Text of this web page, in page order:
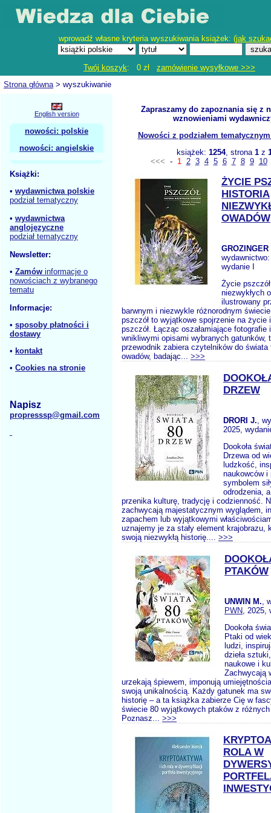
wprowadź własne kryteria wyszukiwania książek: (jak
Twój koszyk: 0 zł zamówienie wysyłkowe >>>
Strona główna> wyszukiwanie
English version
nowości: polskie
nowości: angielskie
Książki:
• wydawnictwa polskie
podział tematyczny
• wydawnictwa
anglojęzyczne
podział tematyczny
Newsletter:
• Zamów informacje o
nowościach z wybranego
tematu
Informacje:
• sposoby płatności i
dostawy
• kontakt
• Cookies na stronie
Napisz
propresssp@gmail.com
Zapraszamy do zapoznania się z
wznowieniami
Nowości z podziałem
książek: 1254, strona 1z
<<< - 1 2 3 4 5 6 7 8 9 10
ŻYCIE
HISTORIA
OWADÓW
GROZINGER
wydanie I
Życie
niezwykłych
ilustrowany
barwnym i niezwykle różnorodnym
pszczół to wyjątkowe spojrzenie na życie
pszczół. Łącząc oszałamiające fotografie
wnikliwymi opisami wybranych gatunków,
przewodnik zabiera czytelników do świata
owadów, badając... >>>
DRZEW
DRORI J.,
2025,
Dookoła
Drzewa od
ludzkość,
naukowców i
symbolem
odrodzenia,
przenika kulturę, tradycję i codzienność.
zachwycają majestatycznym wyglądem,
zapachem lub wyjątkowymi
uznajemy je za stały element krajobrazu,
swoją niezwykłą historię.... >>>
PTAKÓW
UNWIN M.,
PWN, 2025,
Dookoła
Ptaki od
ludzi,
dzieła
naukowe i
Zachwycają
urzekają śpiewem, imponują
swoją unikalnością. Każdy gatunek ma
historię – a ta książka zabierze Cię w
świecie 80 wyjątkowych ptaków z
Poznasz... >>>
ROLA W